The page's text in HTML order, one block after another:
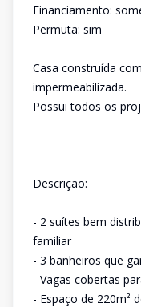
Financiamento:
Permuta: sim
Casa construída
impermeabilizada.
Possui todos os
Descrição:
- 2 suítes bem
familiar
- 3 banheiros que
- Vagas cobertas
- Espaço de 220m²